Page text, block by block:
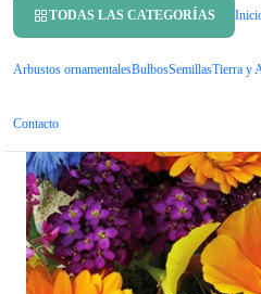
TODAS LAS CATEGORÍAS
Arbustos ornamentalesBulbosSemillasTierra y
Contacto